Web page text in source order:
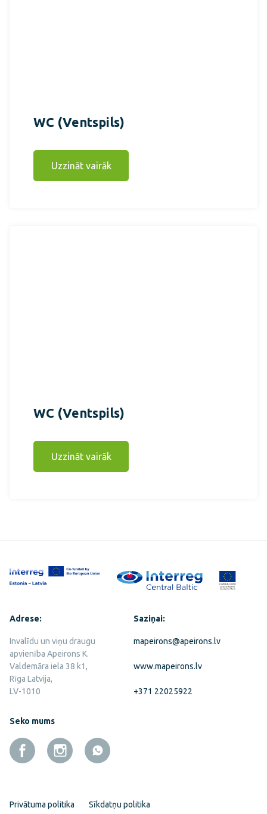
WC (Ventspils)
Uzzināt vairāk
WC (Ventspils)
Uzzināt vairāk
Adrese:
Invalīdu un viņu draugu
apvienība Apeirons K.
Valdemāra iela 38 k1,
Rīga Latvija,
LV-1010
Saziņai:
mapeirons@apeirons.lv
www.mapeirons.lv
+371 22025922
Seko mums
Privātuma politika Sīkdatņu politika